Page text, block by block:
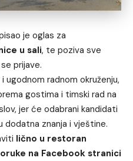
je oglas za
u sali, te poziva sve
prijave.
ugodnom radnom okruženju,
gostima i timski rad na
jer će odabrani kandidati
dodatna znanja i vještine.
lično u restoran
na Facebook stranici